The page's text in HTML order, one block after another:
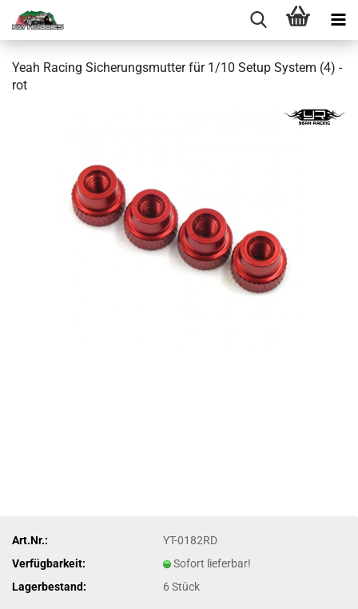
Yeah Racing Sicherungsmutter für 1/10 Setup System (4) -
rot
Art.Nr.:
YT-0182RD
Verfügbarkeit:
Sofort lieferbar!
Lagerbestand:
6Stück